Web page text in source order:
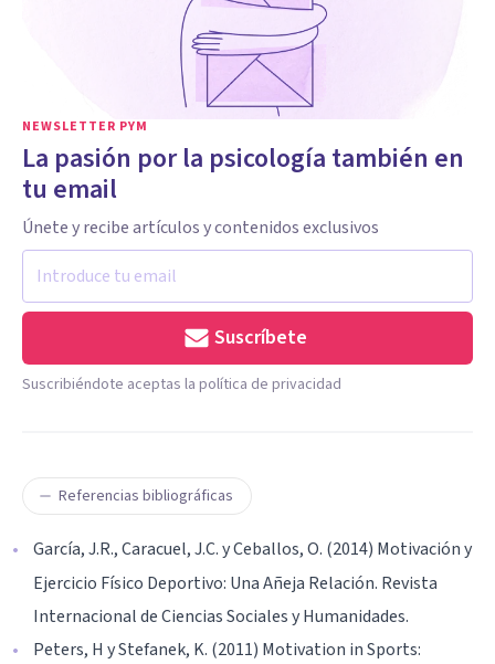
NEWSLETTER PYM
La pasión por la psicología también en
tu email
Únete y recibe artículos y contenidos exclusivos
Suscríbete
Suscribiéndote aceptas la política de privacidad
Referencias bibliográficas
García, J.R., Caracuel, J.C. y Ceballos, O. (2014) Motivación y
Ejercicio Físico Deportivo: Una Añeja Relación. Revista
Internacional de Ciencias Sociales y Humanidades.
Peters, H y Stefanek, K. (2011) Motivation in Sports: